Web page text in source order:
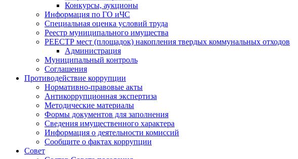
Конкурсы, аукционы
Информация по ГО иЧС
Специальная оценка условий труда
Реестр муниципального имущества
РЕЕСТР мест (площадок) накопления твердых коммунальных отходов
Администрация
Муниципальный контроль
Соглашения
Противодействие коррупции
Нормативно-правовые акты
Антикоррупционная экспертиза
Методические материалы
Формы документов для заполнения
Сведения имущественного характера
Информация о деятельности комиссий
Сообщите о фактах коррупции
Совет